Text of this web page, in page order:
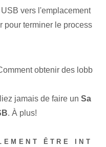
vers l'emplacement
pour terminer le process
obtenir des lobb
jamais de faire un Sa
. À plus!
ÊTRE INT